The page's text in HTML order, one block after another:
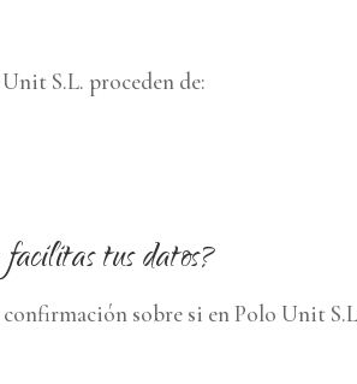
S.L. proceden de:
facilitas tus datos?
sobre si en Polo Unit